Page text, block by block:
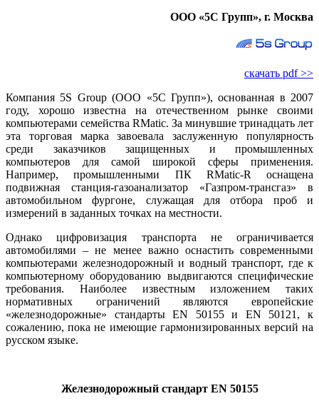
ООО «5С Групп», г. Москва
скачать pdf >>
Компания 5S Group (ООО «5С Групп»), основанная в 2007
году, хорошо известна на отечественном рынке своими
компьютерами семейства RMatic. За минувшие тринадцать лет
эта торговая марка завоевала заслуженную популярность
среди заказчиков защищенных и промышленных
компьютеров для самой широкой сферы применения.
Например, промышленными ПК RMatic-R оснащена
подвижная станция-газоанализатор «Газпром-трансгаз» в
автомобильном фургоне, служащая для отбора проб и
измерений в заданных точках на местности.
Однако цифровизация транспорта не ограничивается
автомобилями – не менее важно оснастить современными
компьютерами железнодорожный и водный транспорт, где к
компьютерному оборудованию выдвигаются специфические
требования. Наиболее известным изложением таких
нормативных ограничений являются европейские
«железнодорожные» стандарты EN 50155 и EN 50121, к
сожалению, пока не имеющие гармонизированных версий на
русском языке.
Железнодорожный стандарт EN 50155